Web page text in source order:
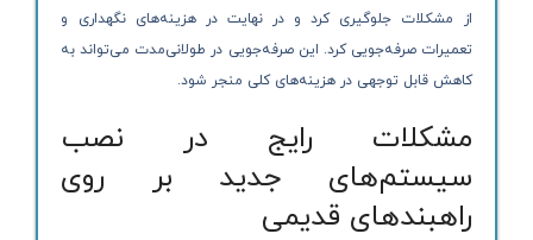
از مشکلات جلوگیری کرد و در نهایت در هزینه‌های نگهداری و
تعمیرات صرفه‌جویی کرد. این صرفه‌جویی در طولانی‌مدت می‌تواند به
کاهش قابل توجهی در هزینه‌های کلی منجر شود.
مشکلات رایج در نصب
سیستم‌های جدید بر روی
راهبندهای قدیمی